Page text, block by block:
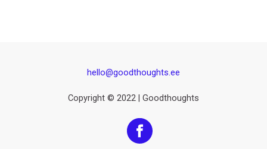
hello@goodthoughts.ee
Copyright © 2022 | Goodthoughts